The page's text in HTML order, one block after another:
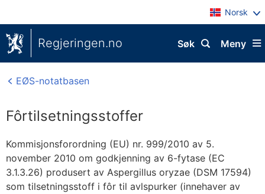
Norsk
Regjeringen.no Meny
Søk
EØS-notatbasen
Fôrtilsetningsstoffer
Kommisjonsforordning (EU) nr. 999/2010 av 5.
november 2010 om godkjenning av 6-fytase (EC
3.1.3.26) produsert av Aspergillus oryzae (DSM 17594)
som tilsetningsstoff i fôr til avlspurker (innehaver av